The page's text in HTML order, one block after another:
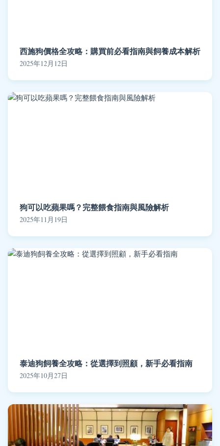
西施狗價格全攻略：購買前必看指南與飼養成本解析
2025年12月12日
狗可以吃蘋果嗎？完整餵食指南與風險解析
2025年11月19日
泰迪狗飼養全攻略：從選擇到照顧，新手必看指南
2025年10月27日